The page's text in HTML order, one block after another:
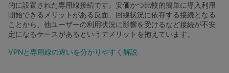
的に設置された専用線接続です。安価かつ比較的簡単に導入利用
開始できるメリットがある反面、回線状況に依存する接続となる
ことから、他ユーザーの利用状況に影響を受けるなど接続が不安
定になるケースがあるというデメリットを抱えています。
VPNと専用線の違いを分かりやすく解説